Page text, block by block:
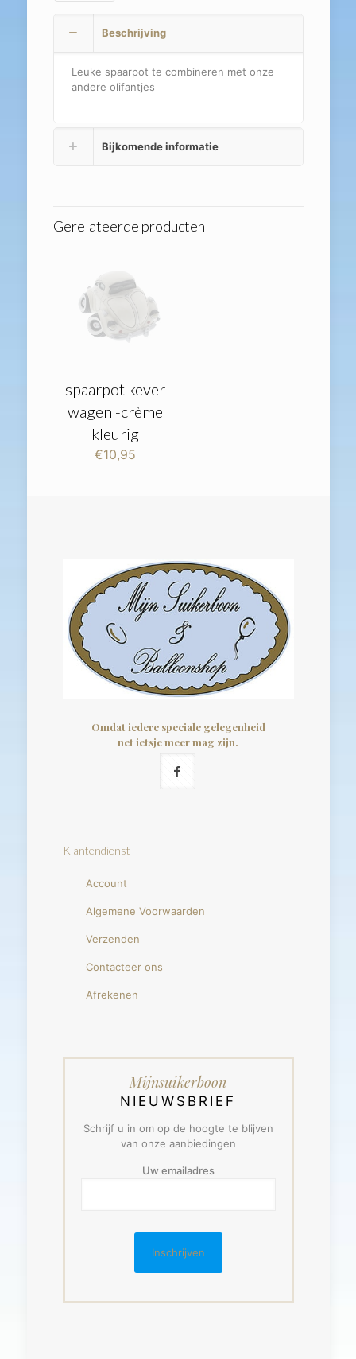
Beschrijving
Leuke spaarpot te combineren met onze
andere olifantjes
Bijkomende informatie
Gerelateerde producten
spaarpot kever
wagen -crème
kleurig
€10,95
Omdat iedere speciale gelegenheid
net ietsje meer mag zijn.
Klantendienst
Account
Algemene Voorwaarden
Verzenden
Contacteer ons
Afrekenen
Mijnsuikerboon
NIEUWSBRIEF
Schrijf u in om op de hoogte te blijven
van onze aanbiedingen
Uw emailadres